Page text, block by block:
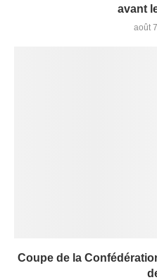
avant
août
Coupe de la